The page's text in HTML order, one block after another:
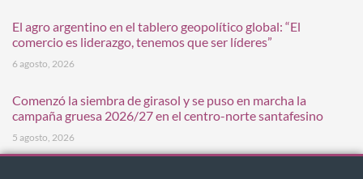
El agro argentino en el tablero geopolítico global: “El
comercio es liderazgo, tenemos que ser líderes”
6 agosto, 2026
Comenzó la siembra de girasol y se puso en marcha la
campaña gruesa 2026/27 en el centro-norte santafesino
5 agosto, 2026